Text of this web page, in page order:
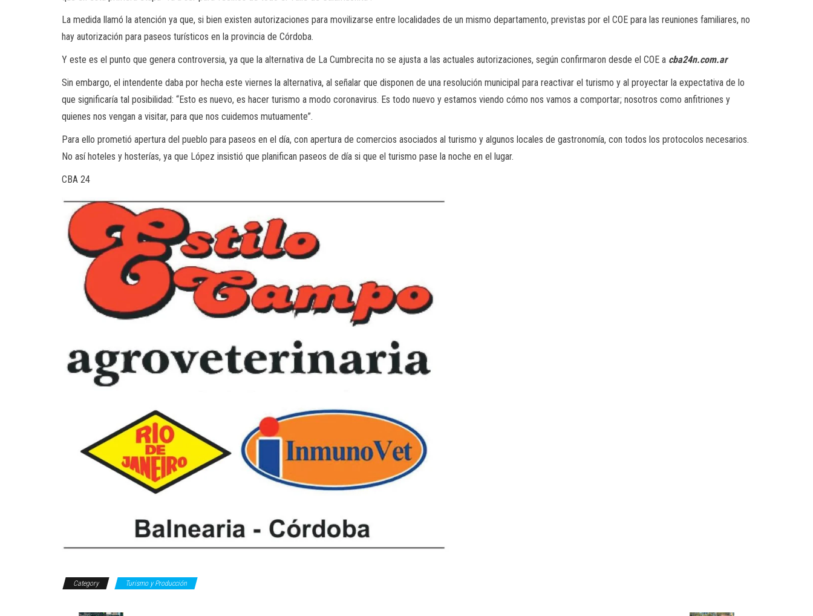
La medida llamó la atención ya que, si bien existen autorizaciones para movilizarse entre localidades de un mismo departamento, previstas por el COE para las reuniones familiares, no
hay autorización para paseos turísticos en la provincia de Córdoba.
Y este es el punto que genera controversia, ya que la alternativa de La Cumbrecita no se ajusta a las actuales autorizaciones, según confirmaron desde el COE a cba24n.com.ar
Sin embargo, el intendente daba por hecha este viernes la alternativa, al señalar que disponen de una resolución municipal para reactivar el turismo y al proyectar la expectativa de lo
que significaría tal posibilidad: “Esto es nuevo, es hacer turismo a modo coronavirus. Es todo nuevo y estamos viendo cómo nos vamos a comportar; nosotros como anfitriones y
quienes nos vengan a visitar, para que nos cuidemos mutuamente”.
Para ello prometió apertura del pueblo para paseos en el día, con apertura de comercios asociados al turismo y algunos locales de gastronomía, con todos los protocolos necesarios.
No así hoteles y hosterías, ya que López insistió que planifican paseos de día si que el turismo pase la noche en el lugar.
CBA 24
Category Turismo y Producción